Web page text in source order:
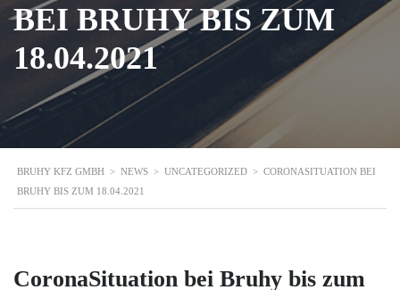
BEI BRUHY BIS ZUM
18.04.2021
BRUHY KFZ GMBH > NEWS > UNCATEGORIZED > CORONASITUATION BEI
BRUHY BIS ZUM 18.04.2021
CoronaSituation bei Bruhy bis zum